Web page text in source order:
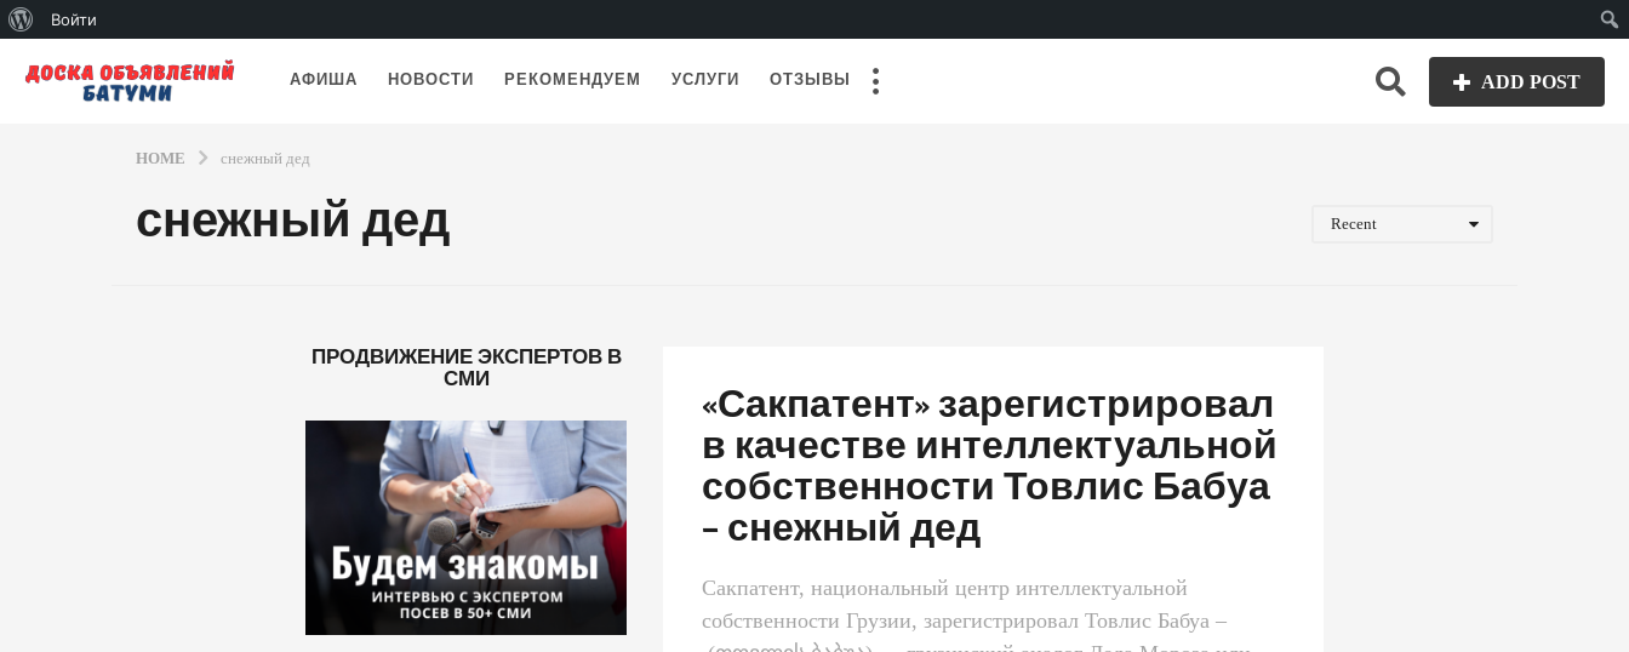
Войти
АФИША НОВОСТИ РЕКОМЕНДУЕМ УСЛУГИ ОТЗЫВЫ ADD POST
HOME снежный дед
снежный дед Recent
«Сакпатент» зарегистрировал
в качестве интеллектуальной
собственности Товлис Бабуа
– снежный дед
Сакпатент, национальный центр интеллектуальной
собственности Грузии, зарегистрировал Товлис Бабуа –
ПРОДВИЖЕНИЕ ЭКСПЕРТОВ В
СМИ